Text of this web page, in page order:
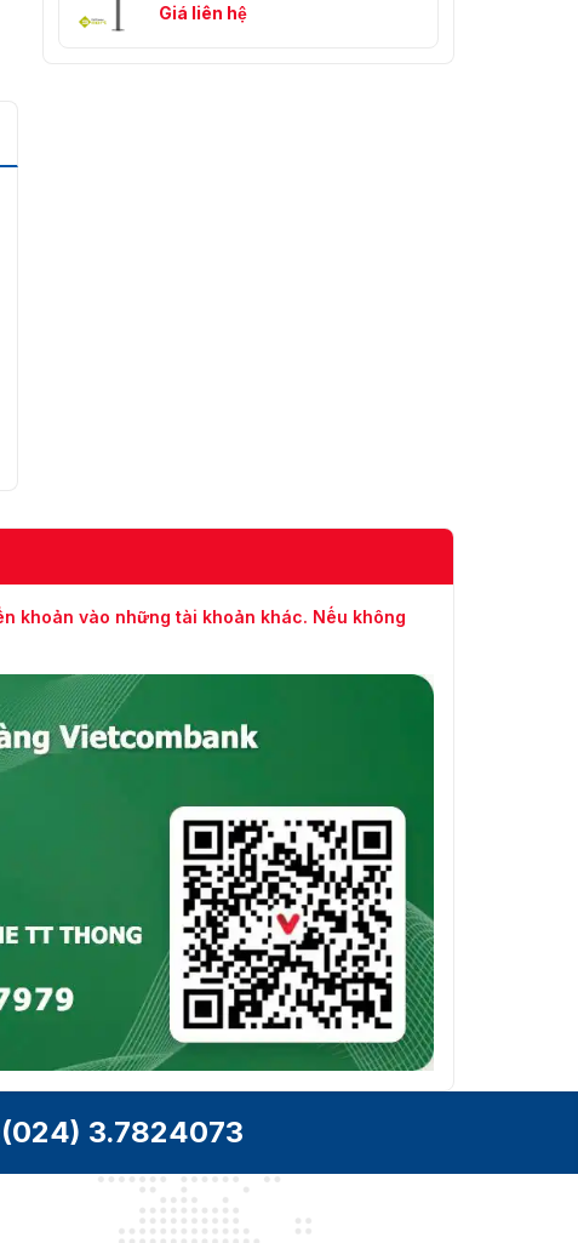
Giá liên hệ
khoản vào những tài khoản khác. Nếu không
(024) 3.7824073